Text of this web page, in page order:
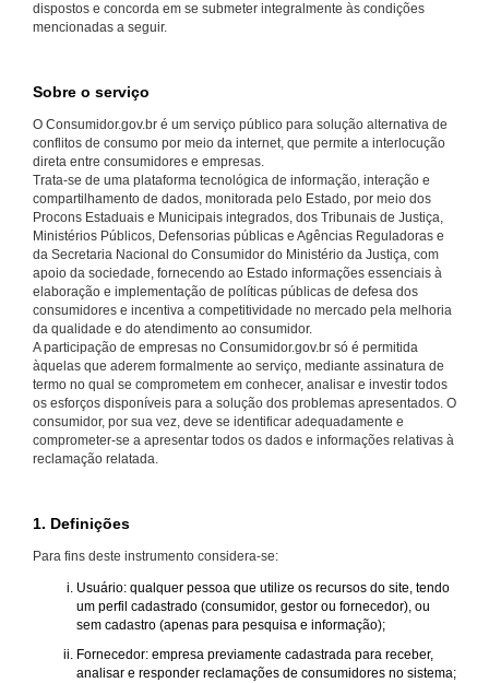
dispostos e concorda em se submeter integralmente às condições
mencionadas a seguir.
Sobre o serviço
O Consumidor.gov.br é um serviço público para solução alternativa de
conflitos de consumo por meio da internet, que permite a interlocução
direta entre consumidores e empresas.
Trata-se de uma plataforma tecnológica de informação, interação e
compartilhamento de dados, monitorada pelo Estado, por meio dos
Procons Estaduais e Municipais integrados, dos Tribunais de Justiça,
Ministérios Públicos, Defensorias públicas e Agências Reguladoras e
da Secretaria Nacional do Consumidor do Ministério da Justiça, com
apoio da sociedade, fornecendo ao Estado informações essenciais à
elaboração e implementação de políticas públicas de defesa dos
consumidores e incentiva a competitividade no mercado pela melhoria
da qualidade e do atendimento ao consumidor.
A participação de empresas no Consumidor.gov.br só é permitida
àquelas que aderem formalmente ao serviço, mediante assinatura de
termo no qual se comprometem em conhecer, analisar e investir todos
os esforços disponíveis para a solução dos problemas apresentados. O
consumidor, por sua vez, deve se identificar adequadamente e
comprometer-se a apresentar todos os dados e informações relativas à
reclamação relatada.
1. Definições
Para fins deste instrumento considera-se:
Usuário: qualquer pessoa que utilize os recursos do site, tendo
um perfil cadastrado (consumidor, gestor ou fornecedor), ou
sem cadastro (apenas para pesquisa e informação);
Fornecedor: empresa previamente cadastrada para receber,
analisar e responder reclamações de consumidores no sistema;